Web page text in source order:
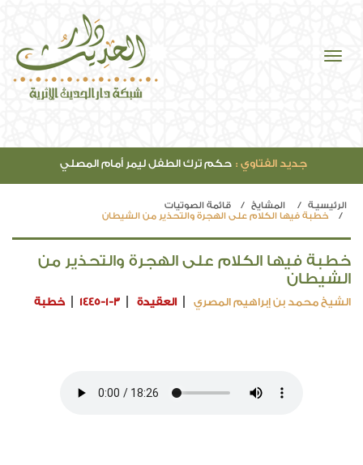
جديد الفتاوي : حكم ترك الطفل ليمر أمام المصلي
الرئيسيـة المشايخ
قائمة الصوتيات
خطبة فيها الكلام على الهجرة والتحذير من الشيطان
خطبة فيها الكلام على الهجرة والتحذير من
الشيطان
الشيخ محمد بن إبراهيم المصري العقيدة 1445-1-3 خطبة